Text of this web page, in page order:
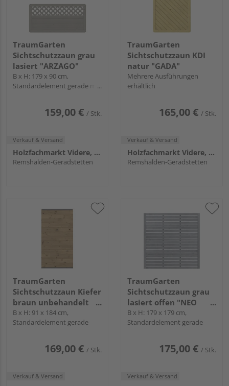
TraumGarten
Sichtschutzzaun grau
lasiert "ARZAGO"
B x H: 179 x 90 cm,
Standardelement gerade mit
159,00 € / Stk.
Verkauf & Versand
Holzfachmarkt Videre, Remshalden
Remshalden-Geradstetten
TraumGarten
Sichtschutzzaun KDI
natur "GADA"
Mehrere Ausführungen
erhältlich
165,00 € / Stk.
Verkauf & Versand
Holzfachmarkt Videre, Remshalden
Remshalden-Geradstetten
TraumGarten
Sichtschutzzaun Kiefer
braun unbehandelt
"SYSTEM HOLZ"
B x H: 91 x 184 cm,
Standardelement gerade
169,00 € / Stk.
Verkauf & Versand
TraumGarten
Sichtschutzzaun grau
lasiert offen "NEO
DESIGN"
B x H: 179 x 179 cm,
Standardelement gerade
175,00 € / Stk.
Verkauf & Versand